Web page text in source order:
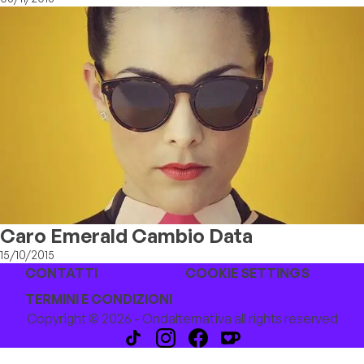
Caro Emerald Cambio Data
15/10/2015
CONTATTI
COOKIE SETTINGS
TERMINI E CONDIZIONI
Copyright © 2026 - Ondalternativa all rights reserved